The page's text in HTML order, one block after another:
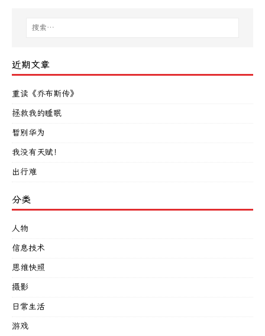
近期文章
重读《乔布斯传》
拯救我的睡眠
暂别华为
我没有天赋！
出行难
分类
人物
信息技术
思维快照
摄影
日常生活
游戏